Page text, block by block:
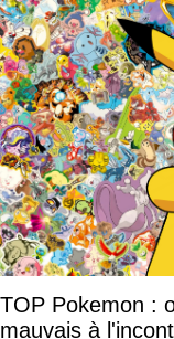
TOP Pokemon :
mauvais à